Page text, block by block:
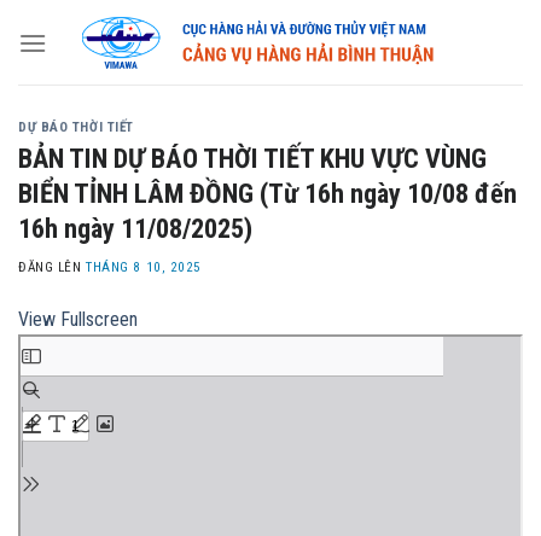
DỰ BÁO THỜI TIẾT
BẢN TIN DỰ BÁO THỜI TIẾT KHU VỰC VÙNG
BIỂN TỈNH LÂM ĐỒNG (Từ 16h ngày 10/08 đến
16h ngày 11/08/2025)
ĐĂNG LÊNTHÁNG 8 10, 2025
View Fullscreen